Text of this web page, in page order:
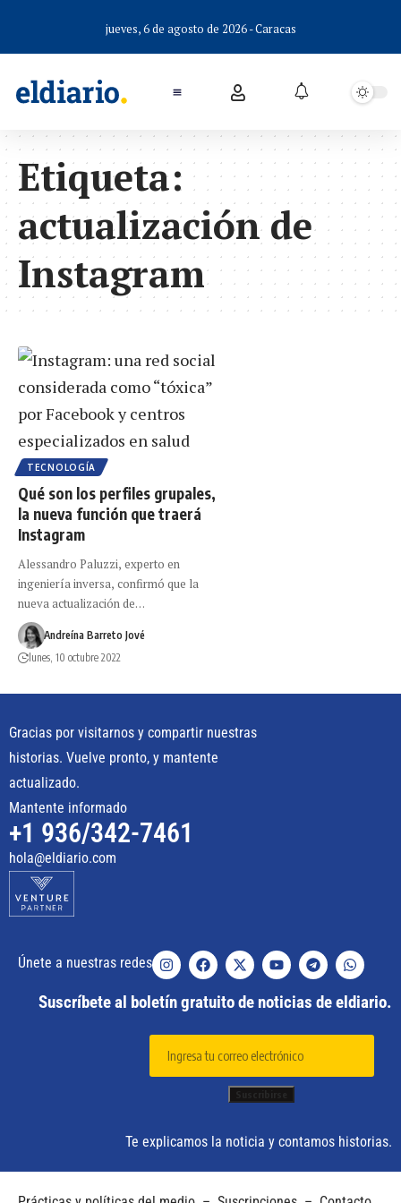
jueves, 6 de agosto de 2026 - Caracas
Etiqueta:
actualización de
Instagram
TECNOLOGÍA
Qué son los perfiles grupales,
la nueva función que traerá
Instagram
Alessandro Paluzzi, experto en
ingeniería inversa, confirmó que la
nueva actualización de…
Andreína Barreto Jové
lunes, 10 octubre 2022
Gracias por visitarnos y compartir nuestras
historias. Vuelve pronto, y mantente
actualizado.
Mantente informado
+1 936/342-7461
hola@eldiario.com
Únete a nuestras redes
Suscríbete al boletín gratuito de noticias de eldiario.
Te explicamos la noticia y contamos historias.